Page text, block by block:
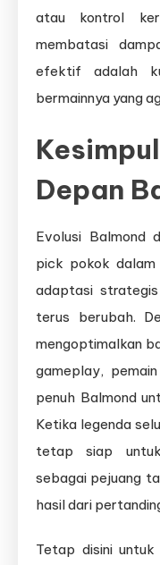
atau kontrol
membatasi
efektif adalah
bermainnya yang
Depan
Evolusi Balmond
pick pokok dalam
adaptasi
terus berubah.
mengoptimalkan
gameplay,
penuh Balmond
Ketika legenda
tetap siap untuk
sebagai pejuang
hasil dari
Tetap disini